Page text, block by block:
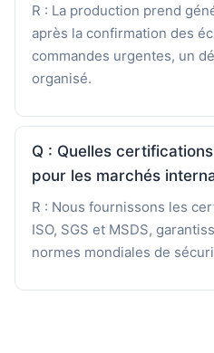
R : La production prend
après la confirmation des
commandes urgentes, un
organisé.
Q : Quelles
pour les marchés
R : Nous fournissons les
ISO, SGS et MSDS,
normes mondiales de